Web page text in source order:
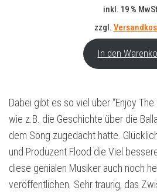
15,99
inkl. 19 %
zzgl.
In den
Dabei gibt es so viel über “Enjoy
wie z.B. die Geschichte über die
dem Song zugedacht hatte.
und Produzent Flood die Viel
diese genialen Musiker auch noch
veröffentlichen. Sehr traurig, das